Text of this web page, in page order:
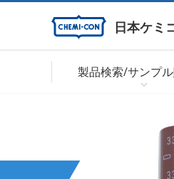
日本ケミ
製品検索/サンプ